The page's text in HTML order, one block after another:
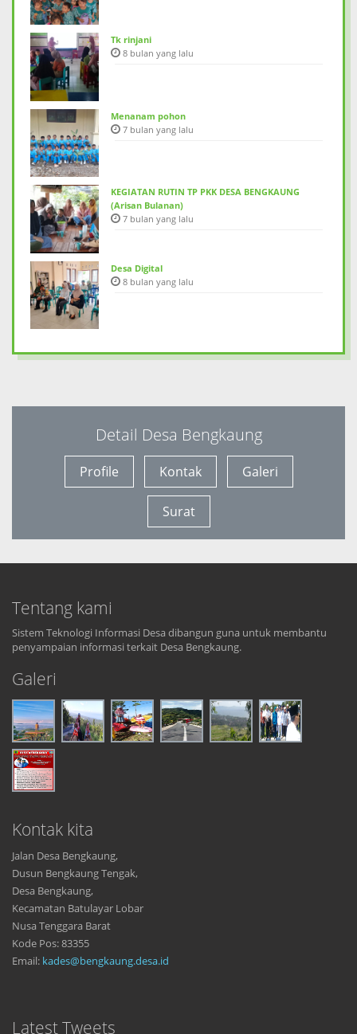
Tk rinjani
8 bulan yang lalu
Menanam pohon
7 bulan yang lalu
KEGIATAN RUTIN TP PKK DESA BENGKAUNG
(Arisan Bulanan)
7 bulan yang lalu
Desa Digital
8 bulan yang lalu
Detail Desa Bengkaung
Profile Kontak Galeri
Surat
Tentang kami
Sistem Teknologi Informasi Desa dibangun guna untuk membantu
penyampaian informasi terkait Desa Bengkaung.
Galeri
Kontak kita
Jalan Desa Bengkaung,
Dusun Bengkaung Tengak,
Desa Bengkaung,
Kecamatan Batulayar Lobar
Nusa Tenggara Barat
Kode Pos: 83355
Email: kades@bengkaung.desa.id
Latest Tweets